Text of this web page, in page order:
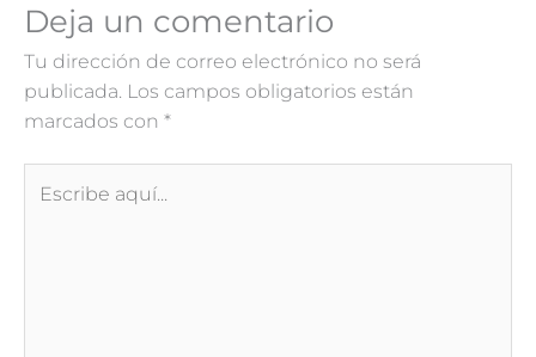
Deja un comentario
Tu dirección de correo electrónico no será
publicada. Los campos obligatorios están
marcados con *
aquí...